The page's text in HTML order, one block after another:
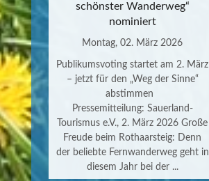
schönster Wanderweg“
nominiert
Montag, 02. März 2026
Publikumsvoting startet am 2. März
– jetzt für den „Weg der Sinne“
abstimmen
Pressemitteilung: Sauerland-
Tourismus e.V., 2. März 2026 Große
Freude beim Rothaarsteig: Denn
der beliebte Fernwanderweg geht in
diesem Jahr bei der ...